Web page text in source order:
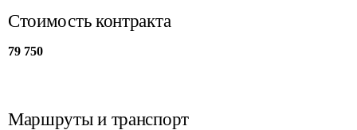
Стоимость контракта
79 750
Маршруты и транспорт